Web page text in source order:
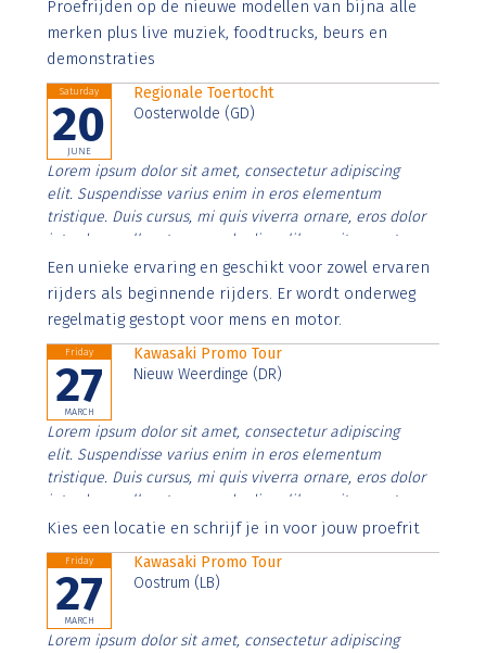
imperdiet. Nunc ut sem vitae risus tristique posuere.
Proefrijden op de nieuwe modellen van bijna alle
merken plus live muziek, foodtrucks, beurs en
demonstraties
Saturday
20
JUNE
Regionale Toertocht
Oosterwolde (GD)
Lorem ipsum dolor sit amet, consectetur adipiscing
elit. Suspendisse varius enim in eros elementum
tristique. Duis cursus, mi quis viverra ornare, eros dolor
interdum nulla, ut commodo diam libero vitae erat.
Aenean faucibus nibh et justo cursus id rutrum lorem
imperdiet. Nunc ut sem vitae risus tristique posuere.
Een unieke ervaring en geschikt voor zowel ervaren
rijders als beginnende rijders. Er wordt onderweg
regelmatig gestopt voor mens en motor.
Friday
27
MARCH
Kawasaki Promo Tour
Nieuw Weerdinge (DR)
Lorem ipsum dolor sit amet, consectetur adipiscing
elit. Suspendisse varius enim in eros elementum
tristique. Duis cursus, mi quis viverra ornare, eros dolor
interdum nulla, ut commodo diam libero vitae erat.
Aenean faucibus nibh et justo cursus id rutrum lorem
Kies een locatie en schrijf je in voor jouw proefrit
Friday
27
MARCH
Kawasaki Promo Tour
Oostrum (LB)
Lorem ipsum dolor sit amet, consectetur adipiscing